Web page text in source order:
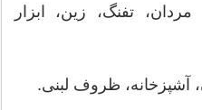
تفنگ، زین، ابزار
آشپزخانه، ظروف لبنی.